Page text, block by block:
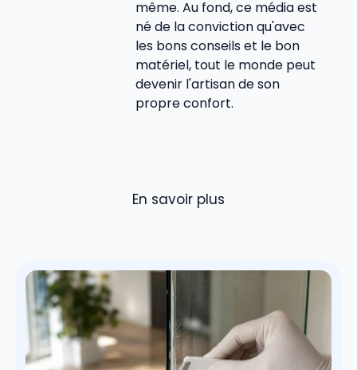
même. Au fond, ce média est
né de la conviction qu'avec
les bons conseils et le bon
matériel, tout le monde peut
devenir l'artisan de son
propre confort.
En savoir plus